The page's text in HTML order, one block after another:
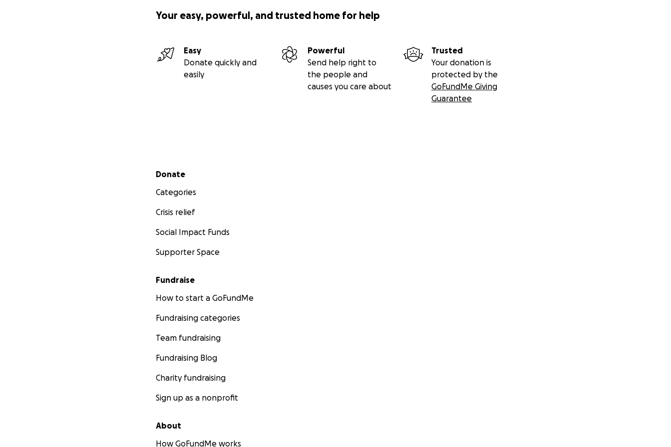
Your easy, powerful, and trusted home for help
Easy
Donate quickly and
easily
Powerful
Send help right to
the people and
causes you care about
Trusted
Your donation is
protected by the
GoFundMe Giving
Guarantee
Secondary menu
Donate
Categories
Crisis relief
Social Impact Funds
Supporter Space
Fundraise
How to start a GoFundMe
Fundraising categories
Team fundraising
Fundraising Blog
Charity fundraising
Sign up as a nonprofit
About
How GoFundMe works